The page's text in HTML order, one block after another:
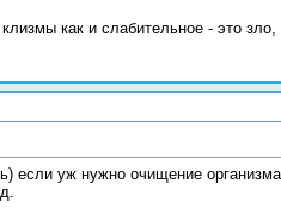
как и слабительное - это
если уж нужно очищение